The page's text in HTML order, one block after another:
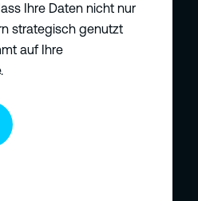
Ihre Daten nicht nur
strategisch genutzt
auf Ihre